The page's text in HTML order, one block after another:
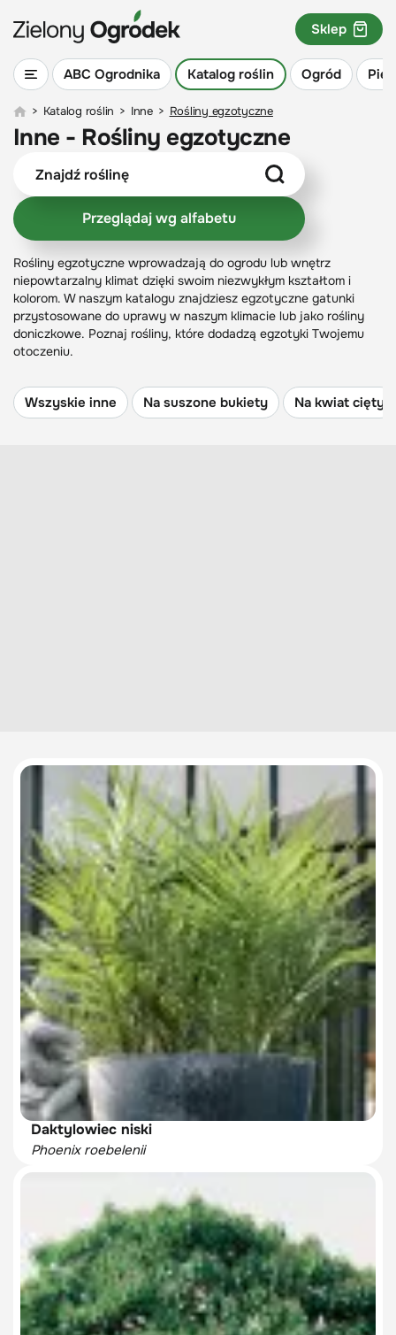
ABC Ogrodnika Katalog roślin Ogród
Sklep
> Katalog roślin > Inne > Rośliny egzotyczne
Inne - Rośliny egzotyczne
Przeglądaj wg alfabetu
Rośliny egzotyczne wprowadzają do ogrodu lub wnętrz
niepowtarzalny klimat dzięki swoim niezwykłym kształtom i
kolorom. W naszym katalogu znajdziesz egzotyczne gatunki
przystosowane do uprawy w naszym klimacie lub jako rośliny
doniczkowe. Poznaj rośliny, które dodadzą egzotyki Twojemu
otoczeniu.
Wszyskie inne Na suszone bukiety Na kwiat cięty
Daktylowiec niski
Phoenix roebelenii